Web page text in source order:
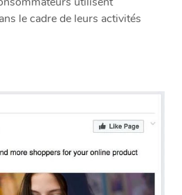
le cadre de leurs activités